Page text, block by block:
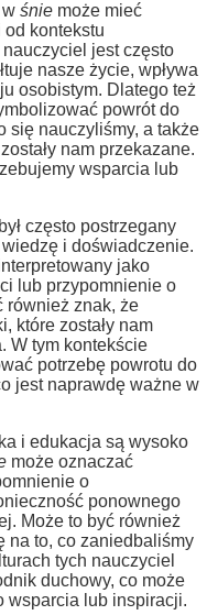
śnie może mieć
kontekstu
jest często
nasze życie, wpływa
osobistym. Dlatego też
powrót do
się nauczyliśmy, a także
nam przekazane.
wsparcia lub
często postrzegany
i doświadczenie.
jako
lub przypomnienie o
również znak, że
które zostały nam
W tym kontekście
potrzebę powrotu do
jest naprawdę ważne w
i edukacja są wysoko
może oznaczać
o
ponownego
Może to być również
na to, co zaniedbaliśmy
tych nauczyciel
duchowy, co może
wsparcia lub inspiracji.